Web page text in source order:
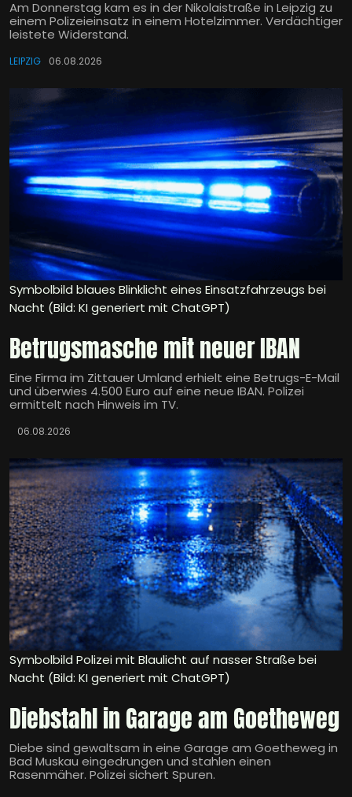
Am Donnerstag kam es in der Nikolaistraße in Leipzig zu
einem Polizeieinsatz in einem Hotelzimmer. Verdächtiger
leistete Widerstand.
LEIPZIG 06.08.2026
Symbolbild blaues Blinklicht eines Einsatzfahrzeugs bei
Nacht (Bild: KI generiert mit ChatGPT)
Betrugsmasche mit neuer IBAN
Eine Firma im Zittauer Umland erhielt eine Betrugs-E-Mail
und überwies 4.500 Euro auf eine neue IBAN. Polizei
ermittelt nach Hinweis im TV.
06.08.2026
Symbolbild Polizei mit Blaulicht auf nasser Straße bei
Nacht (Bild: KI generiert mit ChatGPT)
Diebstahl in Garage am Goetheweg
Diebe sind gewaltsam in eine Garage am Goetheweg in
Bad Muskau eingedrungen und stahlen einen
Rasenmäher. Polizei sichert Spuren.